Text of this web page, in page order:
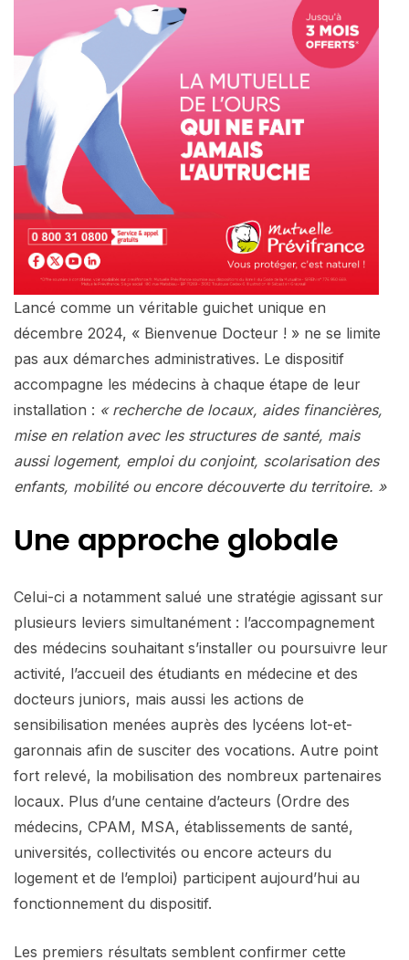
Lancé comme un véritable guichet unique en
décembre 2024, « Bienvenue Docteur ! » ne se limite
pas aux démarches administratives. Le dispositif
accompagne les médecins à chaque étape de leur
installation : « recherche de locaux, aides financières,
mise en relation avec les structures de santé, mais
aussi logement, emploi du conjoint, scolarisation des
enfants, mobilité ou encore découverte du territoire. »
Une approche globale
Celui-ci a notamment salué une stratégie agissant sur
plusieurs leviers simultanément : l’accompagnement
des médecins souhaitant s’installer ou poursuivre leur
activité, l’accueil des étudiants en médecine et des
docteurs juniors, mais aussi les actions de
sensibilisation menées auprès des lycéens lot-et-
garonnais afin de susciter des vocations. Autre point
fort relevé, la mobilisation des nombreux partenaires
locaux. Plus d’une centaine d’acteurs (Ordre des
médecins, CPAM, MSA, établissements de santé,
universités, collectivités ou encore acteurs du
logement et de l’emploi) participent aujourd’hui au
fonctionnement du dispositif.
Les premiers résultats semblent confirmer cette